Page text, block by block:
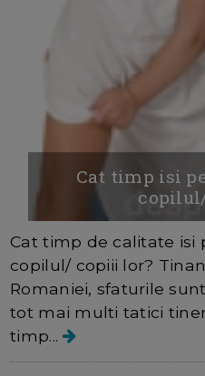
Cat timp isi
Cat timp de calitate isi
copilul/ copiii lor?
Romaniei, sfaturile
tot mai multi tatici
timp...